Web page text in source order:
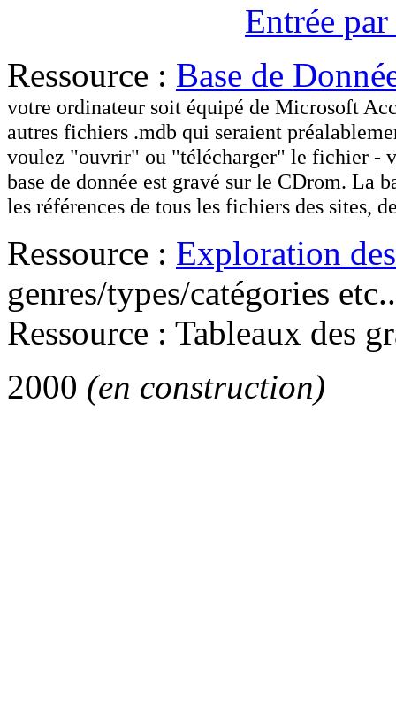
Entrée
Ressource : Base de
votre ordinateur soit équipé de Microsoft
autres fichiers .mdb qui seraient
voulez "ouvrir" ou "télécharger" le fichier -
base de donnée est gravé sur le CDrom. La
les références de tous les fichiers des sites,
Ressource : Exploration
genres/types/catégories
Ressource : Tableaux des
2000 (en construction)